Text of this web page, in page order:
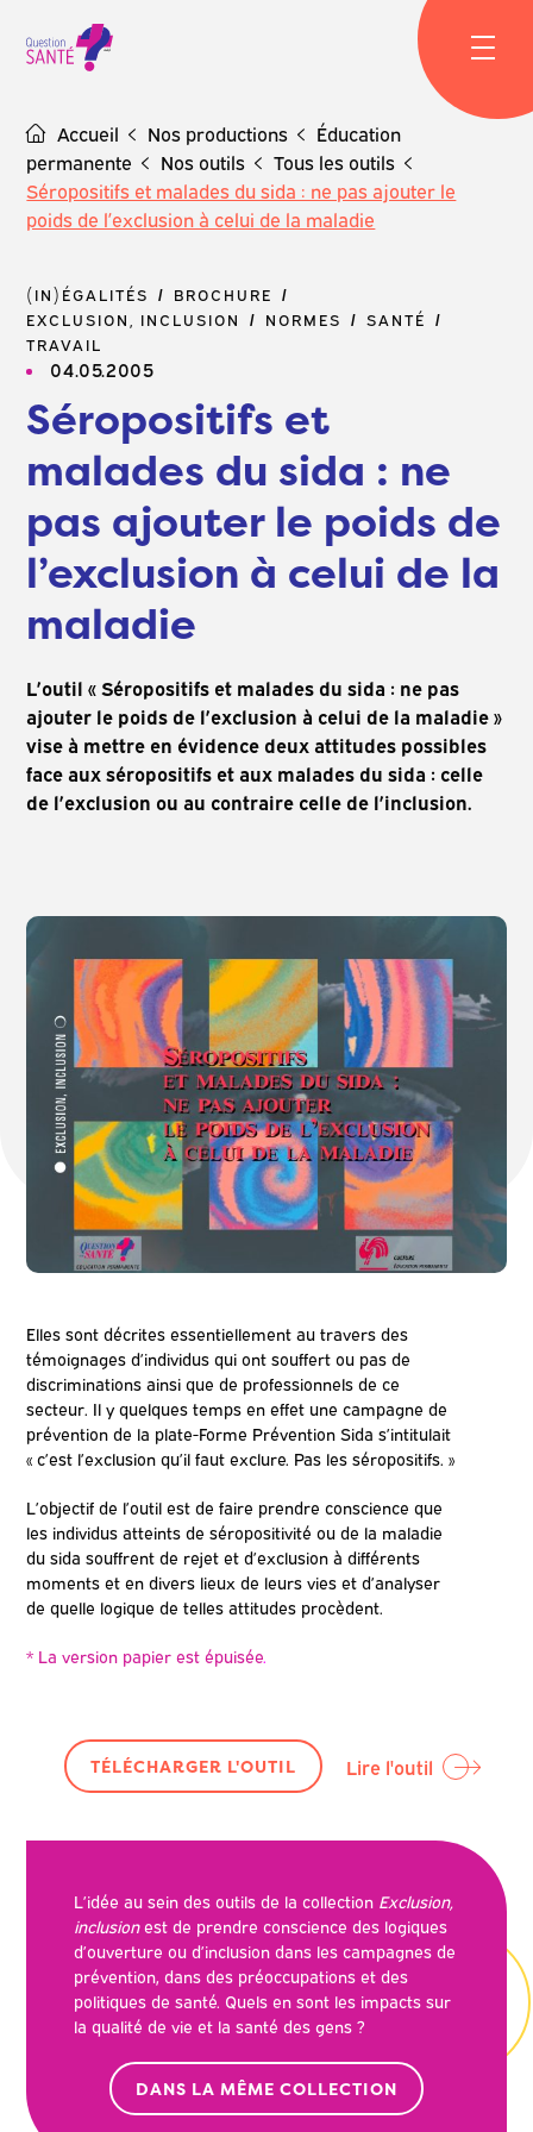
content
Accueil Nos productions
Éducation
permanente
Nos outils
Tous les outils
Séropositifs et malades du sida : ne pas ajouter le
poids de l’exclusion à celui de la maladie
(IN)ÉGALITÉS
BROCHURE
EXCLUSION, INCLUSION
NORMES
SANTÉ
TRAVAIL
04.05.2005
Séropositifs et
malades du sida : ne
pas ajouter le poids de
l’exclusion à celui de la
maladie
L’outil « Séropositifs et malades du sida : ne pas
ajouter le poids de l’exclusion à celui de la maladie »
vise à mettre en évidence deux attitudes possibles
face aux séropositifs et aux malades du sida : celle
de l’exclusion ou au contraire celle de l’inclusion.
Elles sont décrites essentiellement au travers des
témoignages d’individus qui ont souffert ou pas de
discriminations ainsi que de professionnels de ce
secteur. Il y quelques temps en effet une campagne de
prévention de la plate-Forme Prévention Sida s’intitulait
« c’est l’exclusion qu’il faut exclure. Pas les séropositifs. »
L’objectif de l’outil est de faire prendre conscience que
les individus atteints de séropositivité ou de la maladie
du sida souffrent de rejet et d’exclusion à différents
moments et en divers lieux de leurs vies et d’analyser
de quelle logique de telles attitudes procèdent.
* La version papier est épuisée.
TÉLÉCHARGER L'OUTIL Lire l'outil
L’idée au sein des outils de la collection Exclusion,
inclusionest de prendre conscience des logiques
d’ouverture ou d’inclusion dans les campagnes de
prévention, dans des préoccupations et des
politiques de santé. Quels en sont les impacts sur
la qualité de vie et la santé des gens ?
DANS LA MÊME COLLECTION